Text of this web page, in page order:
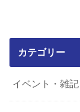
カテゴリー
イベント・雑記